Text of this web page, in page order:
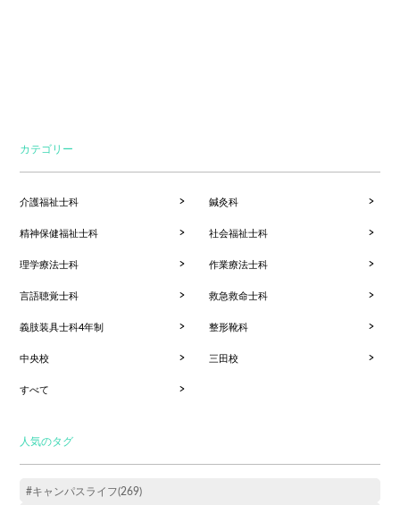
カテゴリー
介護福祉士科 鍼灸科
精神保健福祉士科 社会福祉士科
理学療法士科 作業療法士科
言語聴覚士科 救急救命士科
義肢装具士科4年制 整形靴科
中央校 三田校
すべて
人気のタグ
#キャンパスライフ(269)